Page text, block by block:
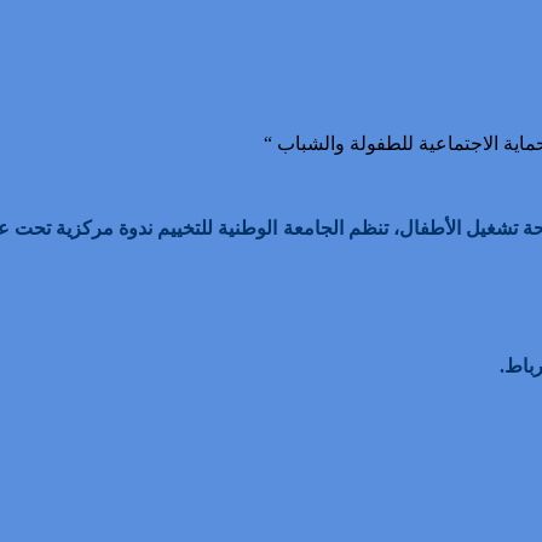
تشغيل الأطفال، تنظم الجامعة الوطنية للتخييم ندوة مركزية